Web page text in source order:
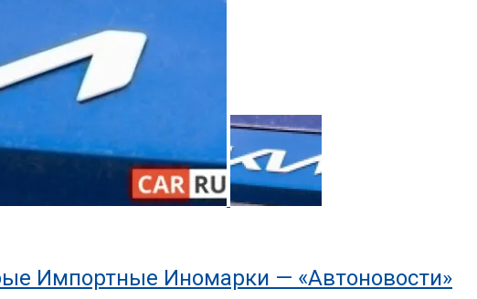
Импортные Иномарки — «Автоновости»